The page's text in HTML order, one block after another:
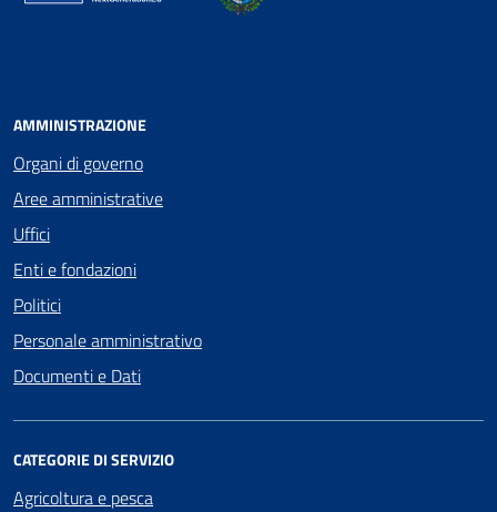
AMMINISTRAZIONE
Organi di governo
Aree amministrative
Uffici
Enti e fondazioni
Politici
Personale amministrativo
Documenti e Dati
CATEGORIE DI SERVIZIO
Agricoltura e pesca